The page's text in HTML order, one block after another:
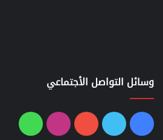
وسائل التواصل الأجتماعي
فيسبوك
تويتر يوتيوبانستقرامواتساب